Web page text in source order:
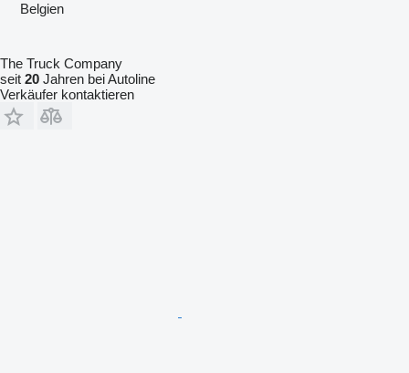
Belgien
The Truck Company
seit 20 Jahren bei Autoline
Verkäufer kontaktieren